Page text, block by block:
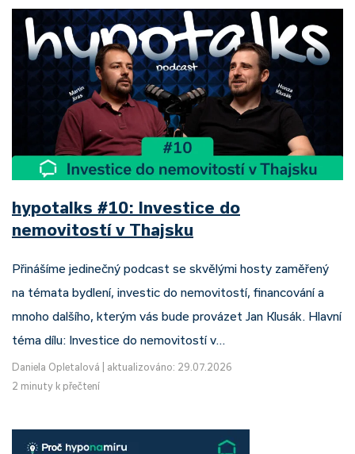
hypotalks #10: Investice do
nemovitostí v Thajsku
Přinášíme jedinečný podcast se skvělými hosty zaměřený
na témata bydlení, investic do nemovitostí, financování a
mnoho dalšího, kterým vás bude provázet Jan Klusák. Hlavní
téma dílu: Investice do nemovitostí v…
Daniela Opletalová
aktualizováno: 29.07.2026
2 minuty k přečtení